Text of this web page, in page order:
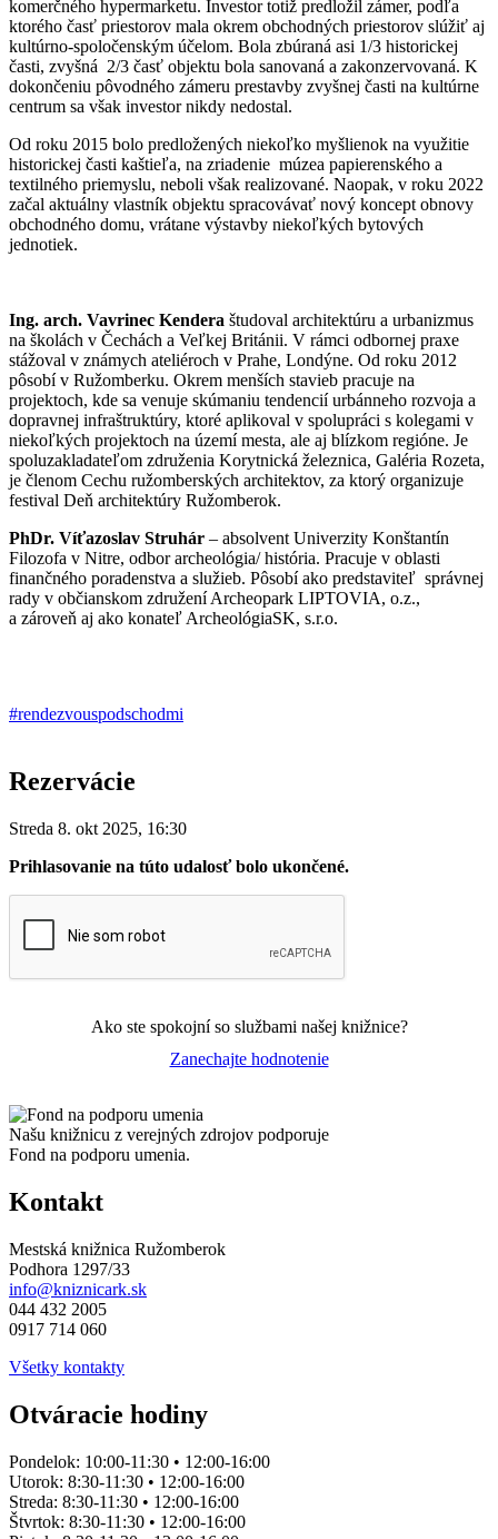
komerčného hypermarketu. Investor totiž predložil zámer, podľa
ktorého časť priestorov mala okrem obchodných priestorov slúžiť aj
kultúrno-spoločenským účelom. Bola zbúraná asi 1/3 historickej
časti, zvyšná 2/3 časť objektu bola sanovaná a zakonzervovaná. K
dokončeniu pôvodného zámeru prestavby zvyšnej časti na kultúrne
centrum sa však investor nikdy nedostal.
Od roku 2015 bolo predložených niekoľko myšlienok na využitie
historickej časti kaštieľa, na zriadenie múzea papierenského a
textilného priemyslu, neboli však realizované. Naopak, v roku 2022
začal aktuálny vlastník objektu spracovávať nový koncept obnovy
obchodného domu, vrátane výstavby niekoľkých bytových
jednotiek.
Ing. arch. Vavrinec Kendera študoval architektúru a urbanizmus
na školách v Čechách a Veľkej Británii. V rámci odbornej praxe
stážoval v známych ateliéroch v Prahe, Londýne. Od roku 2012
pôsobí v Ružomberku. Okrem menších stavieb pracuje na
projektoch, kde sa venuje skúmaniu tendencií urbánneho rozvoja a
dopravnej infraštruktúry, ktoré aplikoval v spolupráci s kolegami v
niekoľkých projektoch na území mesta, ale aj blízkom regióne. Je
spoluzakladateľom združenia Korytnická železnica, Galéria Rozeta,
je členom Cechu ružomberských architektov, za ktorý organizuje
festival Deň architektúry Ružomberok.
PhDr. Víťazoslav Struhár – absolvent Univerzity Konštantín
Filozofa v Nitre, odbor archeológia/ história. Pracuje v oblasti
finančného poradenstva a služieb. Pôsobí ako predstaviteľ správnej
rady v občianskom združení Archeopark LIPTOVIA, o.z.,
a zároveň aj ako konateľ ArcheológiaSK, s.r.o.
#rendezvouspodschodmi
Rezervácie
Streda 8. okt 2025, 16:30
Prihlasovanie na túto udalosť bolo ukončené.
Ako ste spokojní so službami našej knižnice?
Zanechajte hodnotenie
Našu knižnicu z verejných zdrojov podporuje
Fond na podporu umenia.
Kontakt
Mestská knižnica Ružomberok
Podhora 1297/33
info@kniznicark.sk
044 432 2005
0917 714 060
Všetky kontakty
Otváracie hodiny
Pondelok: 10:00-11:30 • 12:00-16:00
Utorok: 8:30-11:30 • 12:00-16:00
Streda: 8:30-11:30 • 12:00-16:00
Štvrtok: 8:30-11:30 • 12:00-16:00